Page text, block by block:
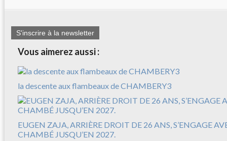
S'inscrire à la newsletter
Vous aimerez aussi :
la descente aux flambeaux de CHAMBERY3
EUGEN ZAJA, ARRIÈRE DROIT DE 26 ANS, S’ENGAGE
CHAMBÉ JUSQU’EN 2027.